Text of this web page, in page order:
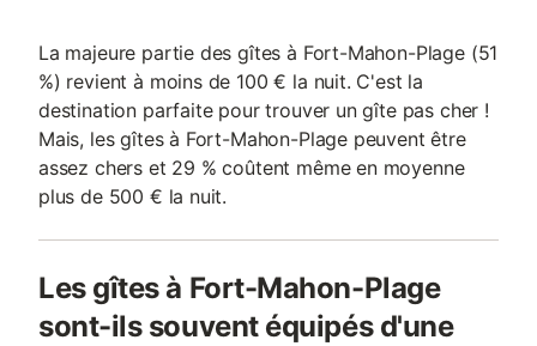
La majeure partie des gîtes à Fort-Mahon-Plage (51
%) revient à moins de 100 € la nuit. C'est la
destination parfaite pour trouver un gîte pas cher !
Mais, les gîtes à Fort-Mahon-Plage peuvent être
assez chers et 29 % coûtent même en moyenne
plus de 500 € la nuit.
Les gîtes à Fort-Mahon-Plage
sont-ils souvent équipés d'une